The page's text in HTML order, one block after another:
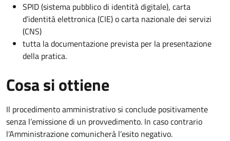
SPID (sistema pubblico di identità digitale), carta
d’identità elettronica (CIE) o carta nazionale dei servizi
(CNS)
tutta la documentazione prevista per la presentazione
della pratica.
Cosa si ottiene
Il procedimento amministrativo si conclude positivamente
senza l’emissione di un provvedimento. In caso contrario
l’Amministrazione comunicherà l’esito negativo.